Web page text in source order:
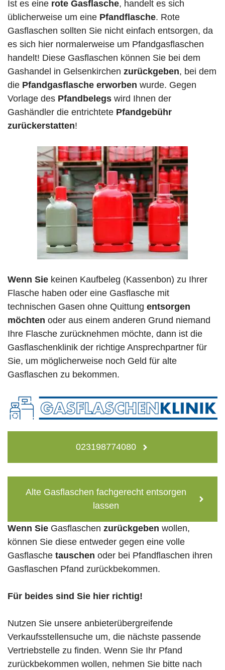
Ist es eine rote Gasflasche, handelt es sich
üblicherweise um eine Pfandflasche. Rote
Gasflaschen sollten Sie nicht einfach entsorgen, da
es sich hier normalerweise um Pfandgasflaschen
handelt! Diese Gasflaschen können Sie bei dem
Gashandel in Gelsenkirchen zurückgeben, bei dem
die Pfandgasflasche erworben wurde. Gegen
Vorlage des Pfandbelegs wird Ihnen der
Gashändler die entrichtete Pfandgebühr
zurückerstatten!
Wenn Sie keinen Kaufbeleg (Kassenbon) zu Ihrer
Flasche haben oder eine Gasflasche mit
technischen Gasen ohne Quittung entsorgen
möchten oder aus einem anderen Grund niemand
Ihre Flasche zurücknehmen möchte, dann ist die
Gasflaschenklinik der richtige Ansprechpartner für
Sie, um möglicherweise noch Geld für alte
Gasflaschen zu bekommen.
023198774080
Alte Gasflaschen fachgerecht entsorgen
lassen
Wenn Sie Gasflaschen zurückgeben wollen,
können Sie diese entweder gegen eine volle
Gasflasche tauschen oder bei Pfandflaschen ihren
Gasflaschen Pfand zurückbekommen.
Für beides sind Sie hier richtig!
Nutzen Sie unsere anbieterübergreifende
Verkaufsstellensuche um, die nächste passende
Vertriebstelle zu finden. Wenn Sie Ihr Pfand
zurückbekommen wollen, nehmen Sie bitte nach